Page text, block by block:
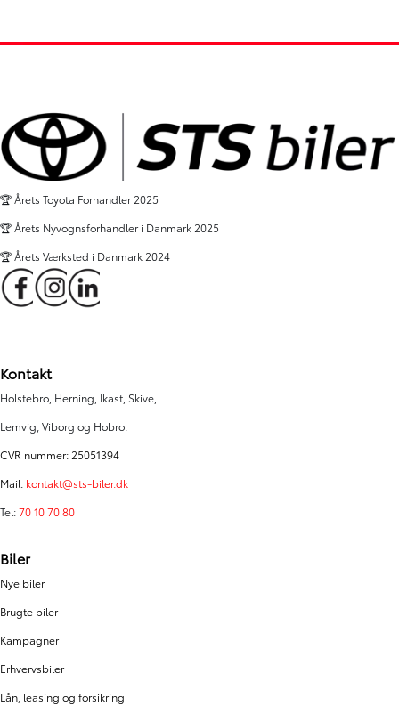
🏆 Årets Toyota Forhandler 2025
🏆 Årets Nyvognsforhandler i Danmark 2025
🏆 Årets Værksted i Danmark 2024
Kontakt
Holstebro, Herning, Ikast, Skive,
Lemvig, Viborg og Hobro.
CVR nummer: 25051394
Mail: kontakt@sts-biler.dk
Tel:70 10 70 80
Biler
Nye biler
Brugte biler
Kampagner
Erhvervsbiler
Lån, leasing og forsikring